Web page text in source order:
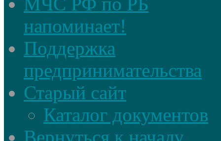
напоминает!
Поддержка
предпринимательства
Старый сайт
Каталог документов